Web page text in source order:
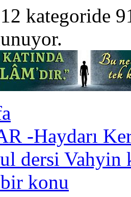
kategoride
-Haydarı
dersi Vahyin
konu